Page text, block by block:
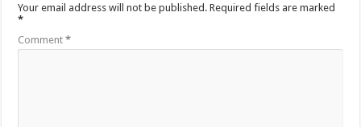
Your email address will not be published. Required fields are marked
*
Comment*